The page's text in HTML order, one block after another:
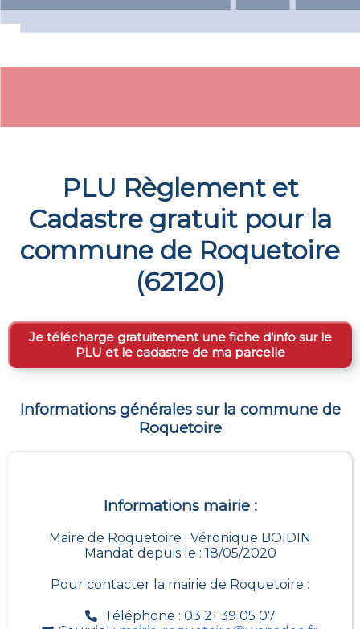
PLU Règlement et
Cadastre gratuit pour la
commune de Roquetoire
(62120)
Je télécharge gratuitement une fiche d’info sur le
PLU et le cadastre de ma parcelle
Informations générales sur la commune de
Roquetoire
Informations mairie :
Maire de Roquetoire : Véronique BOIDIN
Mandat depuis le : 18/05/2020
Pour contacter la mairie de Roquetoire :
Téléphone : 03 21 39 05 07